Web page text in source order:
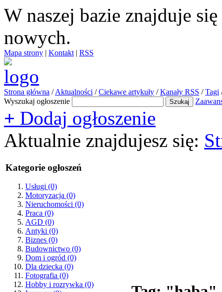
W naszej bazie znajduje się
nowych.
Mapa strony | Kontakt | RSS
Strona główna / Aktualności / Ciekawe artykuły / Kanały RSS / Tagi
Wyszukaj ogłoszenie
+ Dodaj ogłoszenie
Aktualnie znajdujesz się:
Kategorie ogłoszeń
Usługi (0)
Motoryzacja (0)
Nieruchomości (0)
Praca (0)
AGD (0)
Antyki (0)
Biznes (0)
Budownictwo (0)
Dom i ogród (0)
Dla dziecka (0)
Fotografia (0)
Hobby i rozrywka (0)